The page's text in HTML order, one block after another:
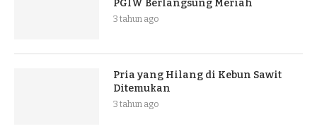
PGIW Berlangsung Meriah
3 tahun ago
Pria yang Hilang di Kebun Sawit
Ditemukan
3 tahun ago